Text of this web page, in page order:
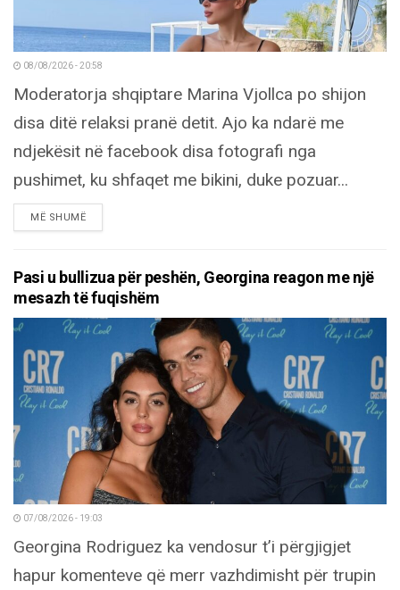
08/08/2026 - 20:58
Moderatorja shqiptare Marina Vjollca po shijon
disa ditë relaksi pranë detit. Ajo ka ndarë me
ndjekësit në facebook disa fotografi nga
pushimet, ku shfaqet me bikini, duke pozuar...
MË SHUMËDETAILS
Pasi u bullizua për peshën, Georgina reagon me një
mesazh të fuqishëm
07/08/2026 - 19:03
Georgina Rodriguez ka vendosur t’i përgjigjet
hapur komenteve që merr vazhdimisht për trupin